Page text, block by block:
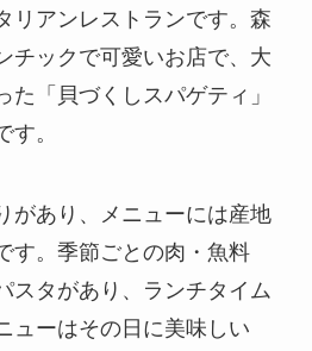
リアンレストランです。森
チックで可愛いお店で、大
た「貝づくしスパゲティ」
。
があり、メニューには産地
す。季節ごとの肉・魚料
スタがあり、ランチタイム
ューはその日に美味しい